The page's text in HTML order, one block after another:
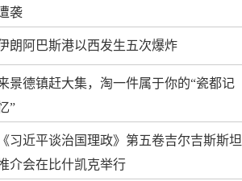
袭
朗阿巴斯港以西发生五次爆炸
景德镇赶大集，淘一件属于你的“瓷都记
”
《习近平谈治国理政》第五卷吉尔吉斯斯坦
介会在比什凯克举行